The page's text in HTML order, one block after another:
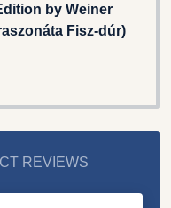
by Weiner
Fisz-dúr)
REVIEWS